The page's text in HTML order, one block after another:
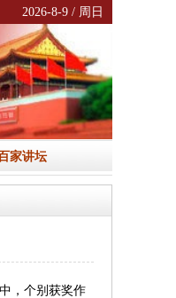
2026-8-9 / 周日
家讲坛
，个别获奖作